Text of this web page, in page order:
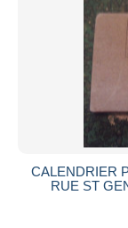
CALENDRIER
RUE ST